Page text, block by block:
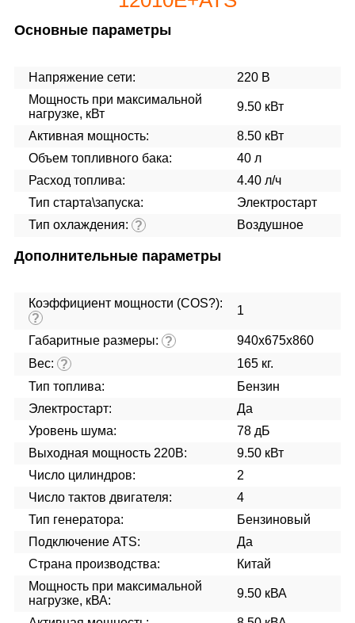
Основные параметры
Напряжение сети:
220 В
Мощность при максимальной
нагрузке, кВт
9.50 кВт
Активная мощность:
8.50 кВт
Объем топливного бака:
40 л
Расход топлива:
4.40 л/ч
Тип старта\запуска:
Электростарт
Тип охлаждения: ? Воздушное
Дополнительные параметры
Коэффициент мощности (COS?):
?
1
Габаритные размеры: ?
940x675x860
Вес: ?
165 кг.
Тип топлива:
Бензин
Электростарт:
Да
Уровень шума:
78 дБ
Выходная мощность 220В:
9.50 кВт
Число цилиндров:
2
Число тактов двигателя:
4
Тип генератора:
Бензиновый
Подключение ATS:
Да
Страна производства:
Китай
Мощность при максимальной
нагрузке, кВА:
9.50 кВА